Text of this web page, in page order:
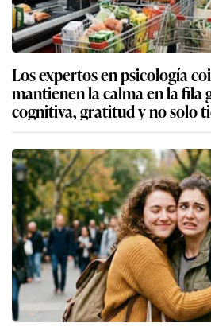
Los expertos en psicología
mantienen la calma en la fila
cognitiva, gratitud y no solo